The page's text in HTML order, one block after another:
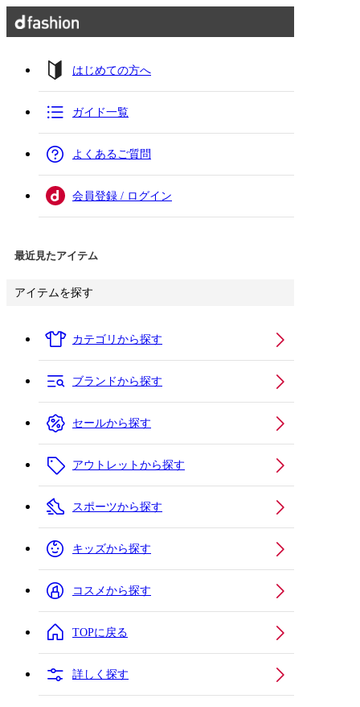
はじめての方へ
ガイド一覧
よくあるご質問
会員登録 / ログイン
最近見たアイテム
アイテムを探す
カテゴリから探す
ブランドから探す
セールから探す
アウトレットから探す
スポーツから探す
キッズから探す
コスメから探す
TOPに戻る
詳しく探す